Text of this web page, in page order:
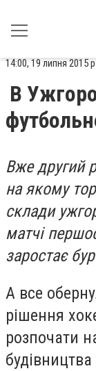
14:00, 19 липня 2015 р.
В
Вже другий
на якому
склади
матчі
заростає
А все
рішення
розпочати